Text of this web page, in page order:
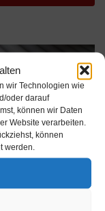
wir Technologien wie
oder darauf
können wir Daten
Website verarbeiten.
können
werden.